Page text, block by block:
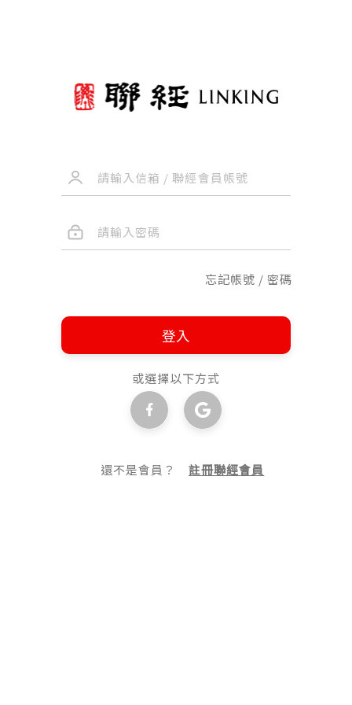
忘記帳號 / 密碼
登入
或選擇以下方式
還不是會員？註冊聯經會員